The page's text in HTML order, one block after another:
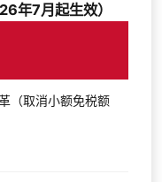
年7月起生效）
（取消小额免税额